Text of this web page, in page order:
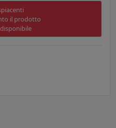
il prodotto